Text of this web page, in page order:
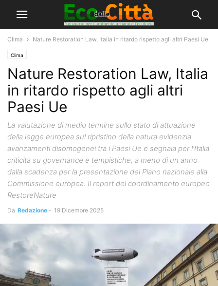
Clima Nature Restoration Law, Italia in ritardo rispetto agli altri Paesi Ue
Clima
Nature Restoration Law, Italia
in ritardo rispetto agli altri
Paesi Ue
La valutazione di medio termine sullo stato di attuazione
della legge europea sul ripristino della natura evidenzia
avanzamenti disomogenei tra i Paesi Ue e segnala per l’Italia
criticità su governance e tempistiche, a meno di un anno
dalla scadenza per la presentazione del Piano nazionale alla
Commissione europea. Il report del coordinamento europeo
RestoreNature
Da Redazione - 19 Dicembre 2025